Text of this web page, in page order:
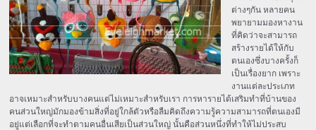
ต่างๆกัน หลายคน
พยายามมองหางาน
ที่คิดว่าจะสามารถ
สร้างรายได้ให้กับ
ตนเองซึ่งบางครั้งก็
เป็นเรื่องยาก เพราะ
งานแต่ละประเภท
อาจเหมาะสำหรับบางคนแต่ไม่เหมาะสำหรับเรา การหารายได้เสริมทำที่บ้านของ
คนส่วนใหญ่มักมองข้ามสิ่งที่อยู่ใกล้ตัวหรือลืมคิดถึงความรู้ความสามารถที่ตนเองมี
อยู่แต่เลือกที่จะทำตามคนอื่นเสียเป็นส่วนใหญ่ นั้นคือส่วนหนึ่งที่ทำให้ไม่ประสบ